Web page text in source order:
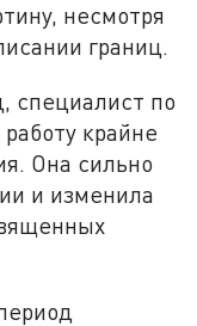
несмотря
границ.
специалист по
крайне
Она сильно
и изменила